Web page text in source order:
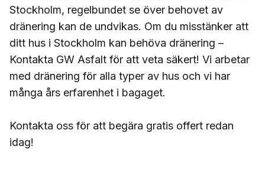
Stockholm, regelbundet se över behovet av
dränering kan de undvikas. Om du misstänker att
ditt hus i Stockholm kan behöva dränering –
Kontakta GW Asfalt för att veta säkert! Vi arbetar
med dränering för alla typer av hus och vi har
många års erfarenhet i bagaget.
Kontakta oss för att begära gratis offert redan
idag!